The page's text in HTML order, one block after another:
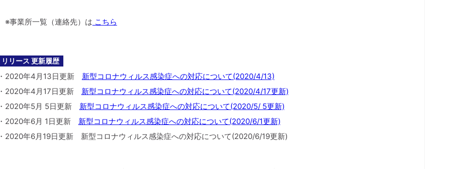
※事業所一覧（連絡先）は こちら
リリース 更新履歴
・2020年4月13日更新 新型コロナウィルス感染症への対応について(2020/4/13)
・2020年4月17日更新 新型コロナウィルス感染症への対応について(2020/4/17更新)
・2020年5月 5日更新 新型コロナウィルス感染症への対応について(2020/5/ 5更新)
・2020年6月 1日更新 新型コロナウィルス感染症への対応について(2020/6/1更新)
・2020年6月19日更新 新型コロナウィルス感染症への対応について(2020/6/19更新)